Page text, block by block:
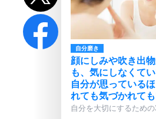
自分磨き
顔にしみや吹き出
も、気にしなくてい
自分が思っている
れても気づかれても
自分を大切にするため